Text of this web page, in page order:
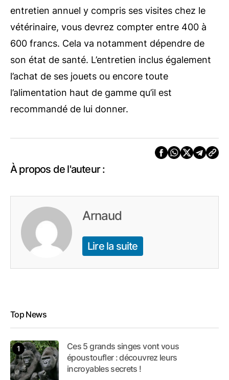
entretien annuel y compris ses visites chez le
vétérinaire, vous devrez compter entre 400 à
600 francs. Cela va notamment dépendre de
son état de santé. L’entretien inclus également
l’achat de ses jouets ou encore toute
l’alimentation haut de gamme qu’il est
recommandé de lui donner.
À propos de l'auteur :
Arnaud
Lire la suite
Top News
Ces 5 grands singes vont vous
époustoufler : découvrez leurs
incroyables secrets !